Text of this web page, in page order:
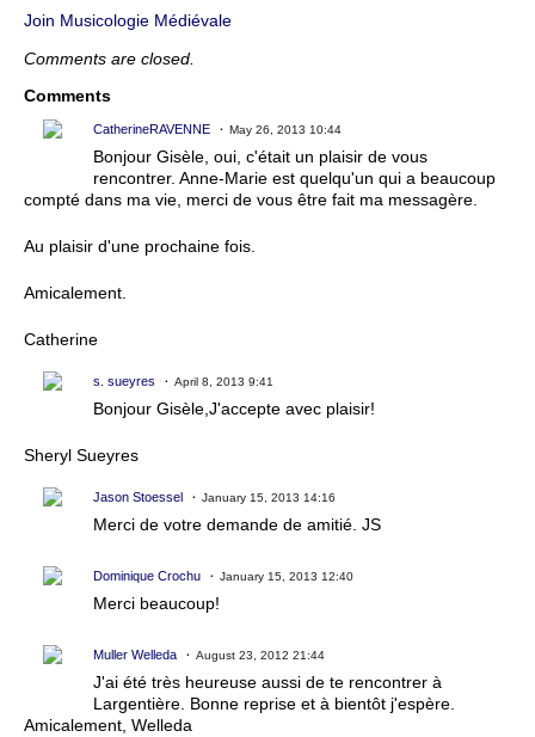
Join Musicologie Médiévale
Comments are closed.
Comments
CatherineRAVENNE May 26, 2013 10:44
Bonjour Gisèle, oui, c'était un plaisir de vous
rencontrer. Anne-Marie est quelqu'un qui a beaucoup
compté dans ma vie, merci de vous être fait ma messagère.
Au plaisir d'une prochaine fois.
Amicalement.
Catherine
s. sueyres April 8, 2013 9:41
Bonjour Gisèle,J'accepte avec plaisir!
Sheryl Sueyres
Jason Stoessel January 15, 2013 14:16
Merci de votre demande de amitié. JS
Dominique Crochu January 15, 2013 12:40
Merci beaucoup!
Muller Welleda August 23, 2012 21:44
J'ai été très heureuse aussi de te rencontrer à
Largentière. Bonne reprise et à bientôt j'espère.
Amicalement, Welleda